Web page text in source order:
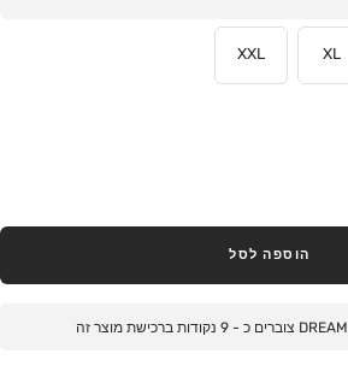
XL
XXL
הוספה לסל
9 נקודות ברכישת מוצר זה